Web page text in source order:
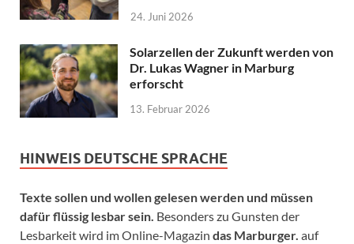
24. Juni 2026
Solarzellen der Zukunft werden von
Dr. Lukas Wagner in Marburg
erforscht
13. Februar 2026
HINWEIS DEUTSCHE SPRACHE
Texte sollen und wollen gelesen werden und müssen
dafür flüssig lesbar sein. Besonders zu Gunsten der
Lesbarkeit wird im Online-Magazin das Marburger. auf